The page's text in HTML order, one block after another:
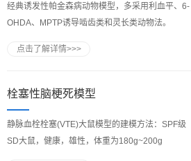
经典诱发性帕金森病动物模型，多采用利血平、6-
OHDA、MPTP诱导啮齿类和灵长类动物法。
点击了解详情>>>
栓塞性脑梗死模型
静脉血栓栓塞(VTE)大鼠模型的建模方法：SPF级
SD大鼠，健康，雄性，体重为180g~200g